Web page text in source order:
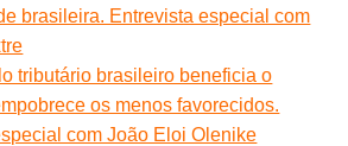
brasileira. Entrevista especial com
tributário brasileiro beneficia o
os menos favorecidos.
com João Eloi Olenike